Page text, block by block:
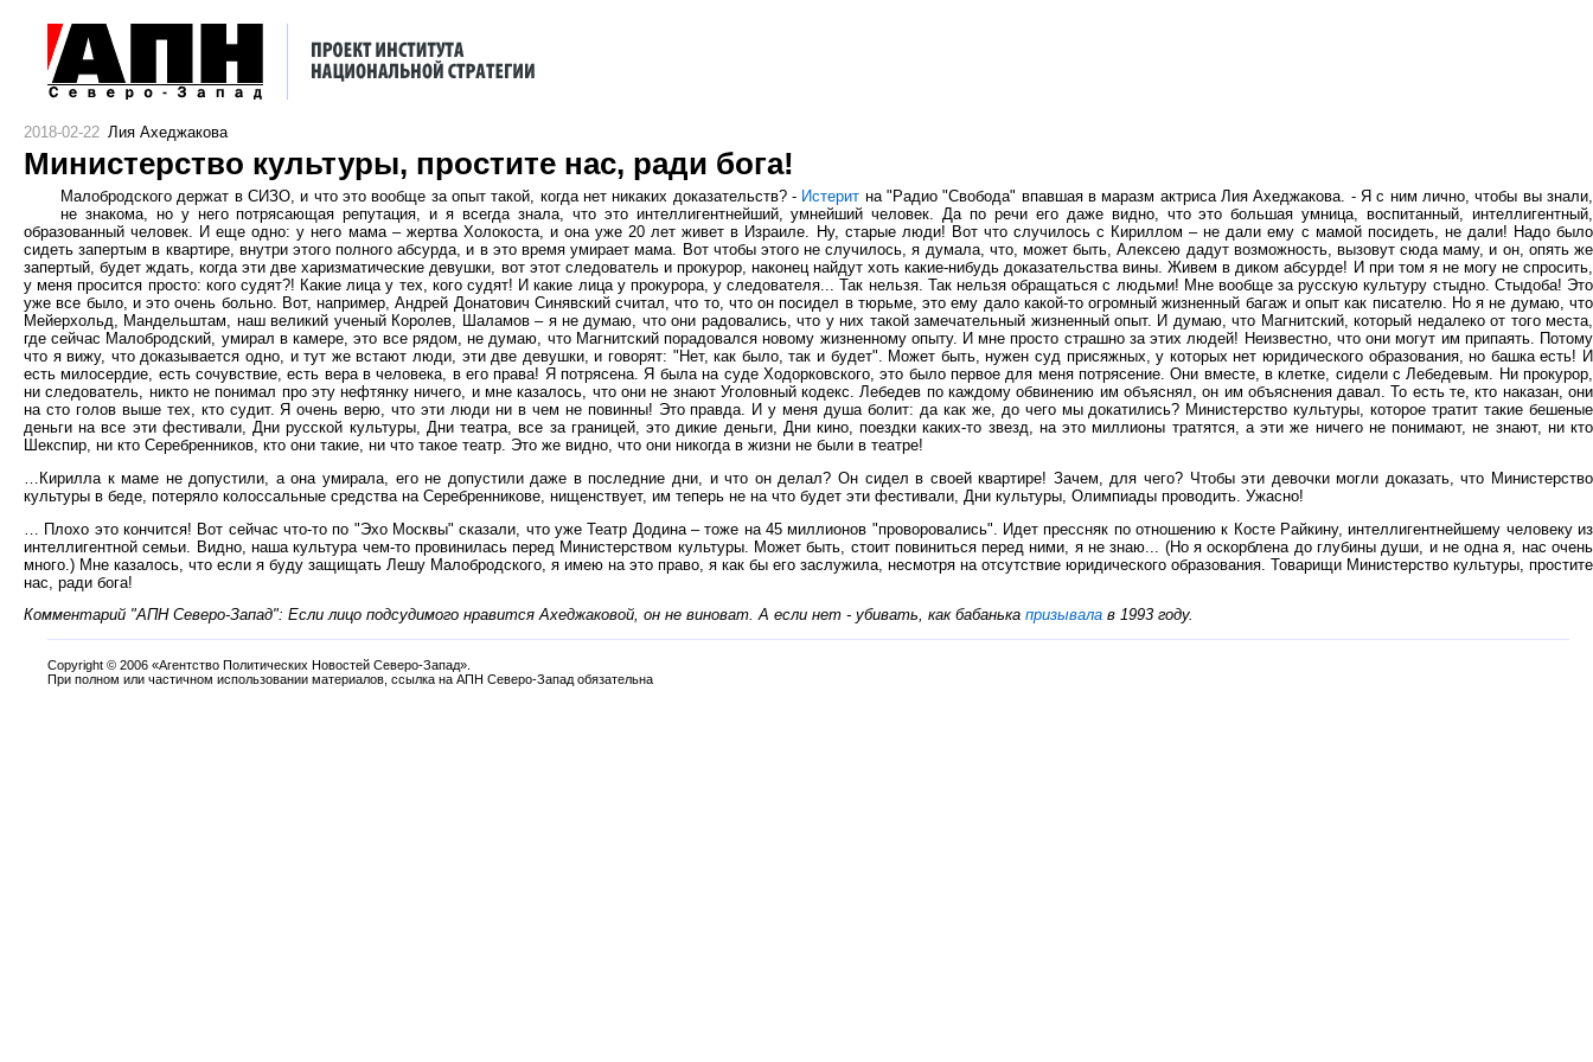
2018-02-22 Лия Ахеджакова
Министерство культуры, простите нас, ради бога!
Малобродского держат в СИЗО, и что это вообще за опыт такой, когда нет никаких доказательств? - Истерит на "Радио "Свобода" впавшая в маразм актриса Лия Ахеджакова. - Я с ним лично, чтобы вы знали,
не знакома, но у него потрясающая репутация, и я всегда знала, что это интеллигентнейший, умнейший человек. Да по речи его даже видно, что это большая умница, воспитанный, интеллигентный,
образованный человек. И еще одно: у него мама – жертва Холокоста, и она уже 20 лет живет в Израиле. Ну, старые люди! Вот что случилось с Кириллом – не дали ему с мамой посидеть, не дали! Надо было
сидеть запертым в квартире, внутри этого полного абсурда, и в это время умирает мама. Вот чтобы этого не случилось, я думала, что, может быть, Алексею дадут возможность, вызовут сюда маму, и он, опять же
запертый, будет ждать, когда эти две харизматические девушки, вот этот следователь и прокурор, наконец найдут хоть какие-нибудь доказательства вины. Живем в диком абсурде! И при том я не могу не спросить,
у меня просится просто: кого судят?! Какие лица у тех, кого судят! И какие лица у прокурора, у следователя... Так нельзя. Так нельзя обращаться с людьми! Мне вообще за русскую культуру стыдно. Стыдоба! Это
уже все было, и это очень больно. Вот, например, Андрей Донатович Синявский считал, что то, что он посидел в тюрьме, это ему дало какой-то огромный жизненный багаж и опыт как писателю. Но я не думаю, что
Мейерхольд, Мандельштам, наш великий ученый Королев, Шаламов – я не думаю, что они радовались, что у них такой замечательный жизненный опыт. И думаю, что Магнитский, который недалеко от того места,
где сейчас Малобродский, умирал в камере, это все рядом, не думаю, что Магнитский порадовался новому жизненному опыту. И мне просто страшно за этих людей! Неизвестно, что они могут им припаять. Потому
что я вижу, что доказывается одно, и тут же встают люди, эти две девушки, и говорят: "Нет, как было, так и будет". Может быть, нужен суд присяжных, у которых нет юридического образования, но башка есть! И
есть милосердие, есть сочувствие, есть вера в человека, в его права! Я потрясена. Я была на суде Ходорковского, это было первое для меня потрясение. Они вместе, в клетке, сидели с Лебедевым. Ни прокурор,
ни следователь, никто не понимал про эту нефтянку ничего, и мне казалось, что они не знают Уголовный кодекс. Лебедев по каждому обвинению им объяснял, он им объяснения давал. То есть те, кто наказан, они
на сто голов выше тех, кто судит. Я очень верю, что эти люди ни в чем не повинны! Это правда. И у меня душа болит: да как же, до чего мы докатились? Министерство культуры, которое тратит такие бешеные
деньги на все эти фестивали, Дни русской культуры, Дни театра, все за границей, это дикие деньги, Дни кино, поездки каких-то звезд, на это миллионы тратятся, а эти же ничего не понимают, не знают, ни кто
Шекспир, ни кто Серебренников, кто они такие, ни что такое театр. Это же видно, что они никогда в жизни не были в театре!
…Кирилла к маме не допустили, а она умирала, его не допустили даже в последние дни, и что он делал? Он сидел в своей квартире! Зачем, для чего? Чтобы эти девочки могли доказать, что Министерство
культуры в беде, потеряло колоссальные средства на Серебренникове, нищенствует, им теперь не на что будет эти фестивали, Дни культуры, Олимпиады проводить. Ужасно!
… Плохо это кончится! Вот сейчас что-то по "Эхо Москвы" сказали, что уже Театр Додина – тоже на 45 миллионов "проворовались". Идет прессняк по отношению к Косте Райкину, интеллигентнейшему человеку из
интеллигентной семьи. Видно, наша культура чем-то провинилась перед Министерством культуры. Может быть, стоит повиниться перед ними, я не знаю... (Но я оскорблена до глубины души, и не одна я, нас очень
много.) Мне казалось, что если я буду защищать Лешу Малобродского, я имею на это право, я как бы его заслужила, несмотря на отсутствие юридического образования. Товарищи Министерство культуры, простите
нас, ради бога!
Комментарий "АПН Северо-Запад": Если лицо подсудимого нравится Ахеджаковой, он не виноват. А если нет - убивать, как бабанька призывала в 1993 году.
Copyright © 2006 «Агентство Политических Новостей Северо-Запад».
При полном или частичном использовании материалов, ссылка на АПН Северо-Запад обязательна